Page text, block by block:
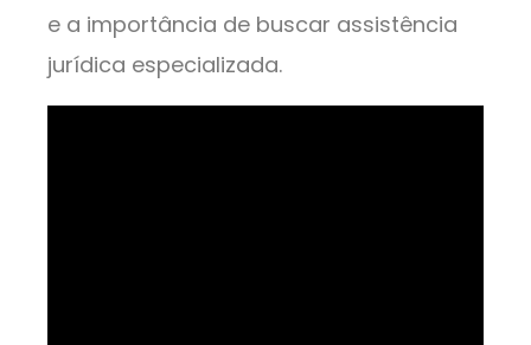
e a importância de buscar assistência
jurídica especializada.